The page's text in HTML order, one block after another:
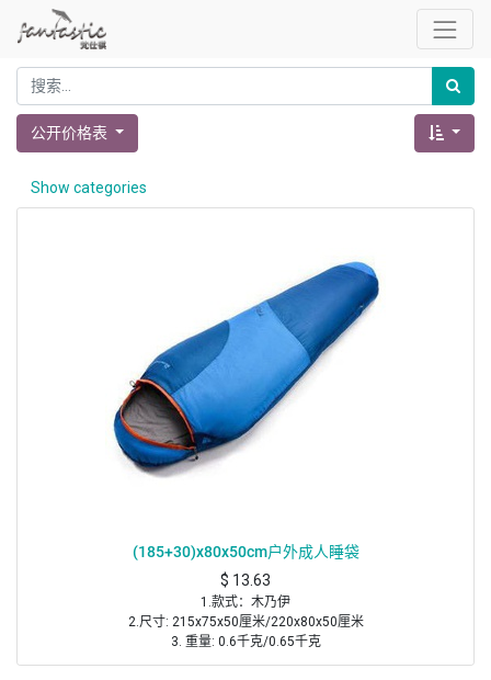
公开价格表
Show categories
(185+30)x80x50cm户外成人睡袋
$ 13.63
1.款式：木乃伊
2.尺寸: 215x75x50厘米/220x80x50厘米
3. 重量: 0.6千克/0.65千克
4.包装后尺寸: 13x26厘米/13x30厘米